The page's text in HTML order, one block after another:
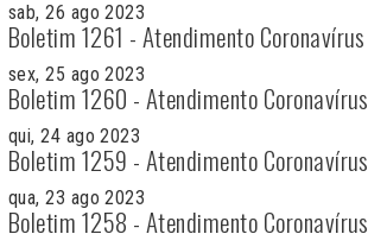
sab, 26 ago 2023
Boletim 1261 - Atendimento Coronavírus
sex, 25 ago 2023
Boletim 1260 - Atendimento Coronavírus
qui, 24 ago 2023
Boletim 1259 - Atendimento Coronavírus
qua, 23 ago 2023
Boletim 1258 - Atendimento Coronavírus